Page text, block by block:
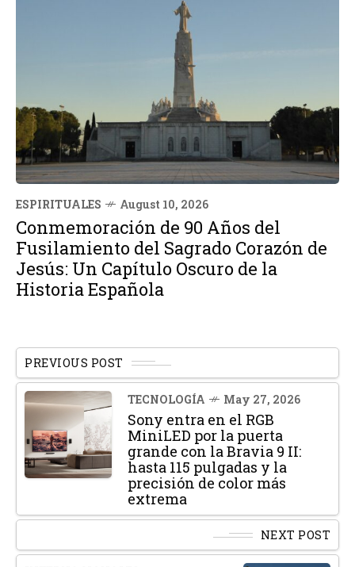
ESPIRITUALES August 10, 2026
Conmemoración de 90 Años del
Fusilamiento del Sagrado Corazón de
Jesús: Un Capítulo Oscuro de la
Historia Española
PREVIOUS POST
TECNOLOGÍA May 27, 2026
Sony entra en el RGB
MiniLED por la puerta
grande con la Bravia 9 II:
hasta 115 pulgadas y la
precisión de color más
extrema
NEXT POST